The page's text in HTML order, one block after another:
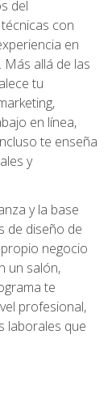
del
con
en
Más allá de las
tu
en línea,
te enseña
y
y la base
de diseño de
negocio
un salón,
te
profesional,
laborales que